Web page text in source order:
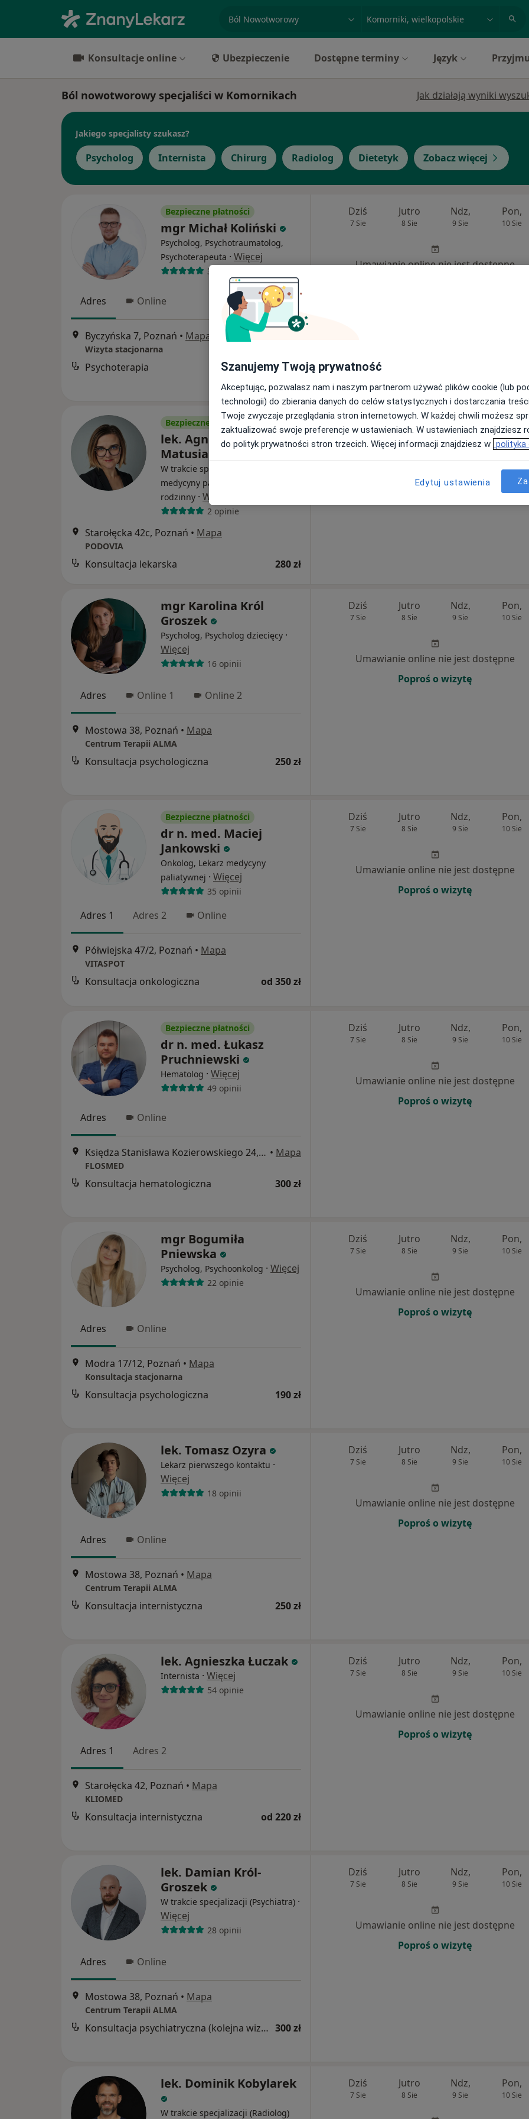
specjalizacja, badanie lub nazwisko
Konsultacje online Ubezpieczenie Dostępne terminy Język
Ból nowotworowy specjaliści w Komornikach Jak działają wyniki
Jakiego specjalisty szukasz?
Psycholog Internista Chirurg Radiolog Dietetyk Zobacz więcej
Bezpieczne płatności
mgr Michał Koliński
Psycholog, Psychotraumatolog,
Psychoterapeuta · Więcej
39 opinii
Adres Online
Byczyńska 7, Poznań • Mapa
Wizyta stacjonarna
Psychoterapia 250 zł
Dziś
7 Sie
Jutro
8 Sie
Ndz,
9 Sie
Pon,
10 Sie
Umawianie online nie jest dostępne
Bezpieczne płatności
lek. Agnieszka
Matusiak-Jońska
W trakcie specjalizacji (Lekarz
medycyny paliatywnej), Lekarz
rodzinny · Więcej
2 opinie
Starołęcka 42c, Poznań • Mapa
PODOVIA
Konsultacja lekarska 280 zł
Dziś
7 Sie
Jutro
8 Sie
Ndz,
9 Sie
Pon,
10 Sie
mgr Karolina Król
Groszek
Psycholog, Psycholog dziecięcy ·
Więcej
16 opinii
Adres Online 1 Online 2
Mostowa 38, Poznań • Mapa
Centrum Terapii ALMA
Konsultacja psychologiczna 250 zł
Dziś
7 Sie
Jutro
8 Sie
Ndz,
9 Sie
Pon,
10 Sie
Umawianie online nie jest dostępne
Poproś o wizytę
Bezpieczne płatności
dr n. med. Maciej
Jankowski
Onkolog, Lekarz medycyny
paliatywnej · Więcej
35 opinii
Adres 1 Adres 2 Online
Półwiejska 47/2, Poznań • Mapa
VITASPOT
Konsultacja onkologiczna od 350 zł
Dziś
7 Sie
Jutro
8 Sie
Ndz,
9 Sie
Pon,
10 Sie
Umawianie online nie jest dostępne
Poproś o wizytę
Bezpieczne płatności
dr n. med. Łukasz
Pruchniewski
Hematolog · Więcej
49 opinii
Adres Online
Księdza Stanisława Kozierowskiego 24, Skórzewo • Mapa
FLOSMED
Konsultacja hematologiczna 300 zł
Dziś
7 Sie
Jutro
8 Sie
Ndz,
9 Sie
Pon,
10 Sie
Umawianie online nie jest dostępne
Poproś o wizytę
mgr Bogumiła
Pniewska
Psycholog, Psychoonkolog · Więcej
22 opinie
Adres Online
Modra 17/12, Poznań • Mapa
Konsultacja stacjonarna
Konsultacja psychologiczna 190 zł
Dziś
7 Sie
Jutro
8 Sie
Ndz,
9 Sie
Pon,
10 Sie
Umawianie online nie jest dostępne
Poproś o wizytę
lek. Tomasz Ozyra
Lekarz pierwszego kontaktu ·
Więcej
18 opinii
Adres Online
Mostowa 38, Poznań • Mapa
Centrum Terapii ALMA
Konsultacja internistyczna 250 zł
Dziś
7 Sie
Jutro
8 Sie
Ndz,
9 Sie
Pon,
10 Sie
Umawianie online nie jest dostępne
Poproś o wizytę
lek. Agnieszka Łuczak
Internista · Więcej
54 opinie
Adres 1 Adres 2
Starołęcka 42, Poznań • Mapa
KLIOMED
Konsultacja internistyczna od 220 zł
Dziś
7 Sie
Jutro
8 Sie
Ndz,
9 Sie
Pon,
10 Sie
Umawianie online nie jest dostępne
Poproś o wizytę
lek. Damian Król-
Groszek
W trakcie specjalizacji (Psychiatra) ·
Więcej
28 opinii
Adres Online
Mostowa 38, Poznań • Mapa
Centrum Terapii ALMA
Konsultacja psychiatryczna (kolejna wizyta) 300 zł
Dziś
7 Sie
Jutro
8 Sie
Ndz,
9 Sie
Pon,
10 Sie
Umawianie online nie jest dostępne
Poproś o wizytę
lek. Dominik Kobylarek
W trakcie specjalizacji (Radiolog)
Dziś
7 Sie
Jutro
8 Sie
Ndz,
9 Sie
Pon,
10 Sie
Szanujemy Twoją prywatność
Akceptując, pozwalasz nam i naszym partnerom używać plików cookie (lub
technologii) do zbierania danych do celów statystycznych i dostarczania
Twoje zwyczaje przeglądania stron internetowych. W każdej chwili możesz
zaktualizować swoje preferencje w ustawieniach. W ustawieniach znajdziesz
do polityk prywatności stron trzecich. Więcej informacji znajdziesz w polityka
Edytuj ustawienia